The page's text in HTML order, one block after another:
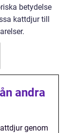
betydelse
kattdjur till
andra
genom